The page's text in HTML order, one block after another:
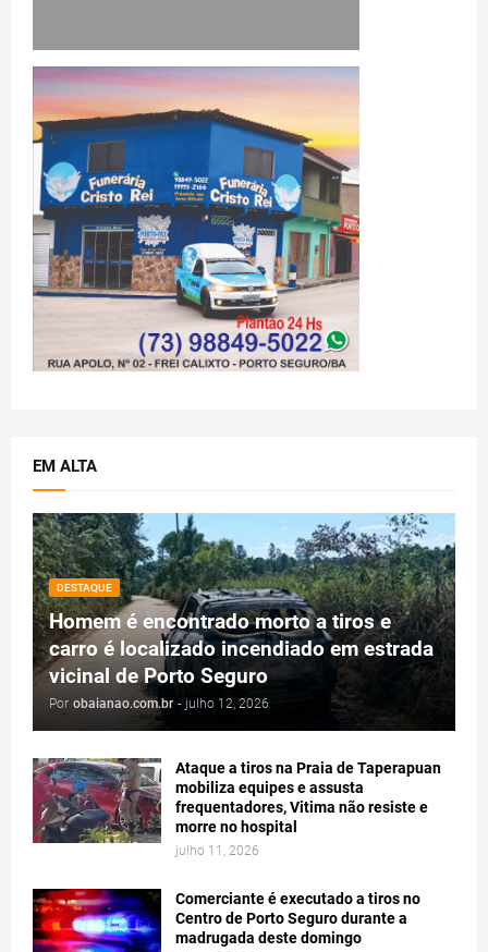
EM ALTA
DESTAQUE
Homem é encontrado morto a tiros e
carro é localizado incendiado em estrada
vicinal de Porto Seguro
Por obaianao.com.br - julho 12, 2026
Ataque a tiros na Praia de Taperapuan
mobiliza equipes e assusta
frequentadores, Vitima não resiste e
morre no hospital
julho 11, 2026
Comerciante é executado a tiros no
Centro de Porto Seguro durante a
madrugada deste domingo